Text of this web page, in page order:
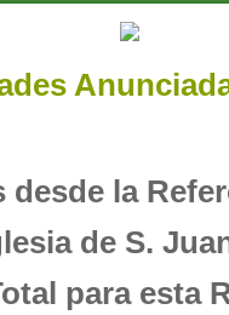
desde la
de S.
para esta